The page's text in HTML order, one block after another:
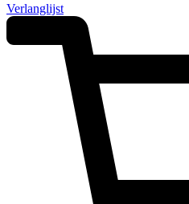
Verlanglijst